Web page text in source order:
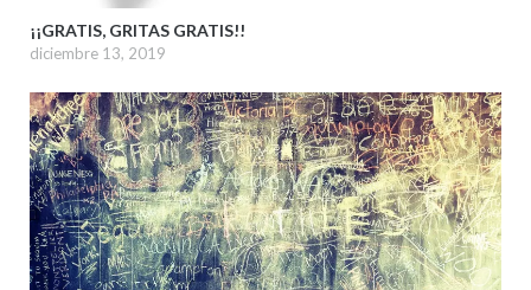
¡¡GRATIS, GRITAS GRATIS!!
diciembre 13, 2019